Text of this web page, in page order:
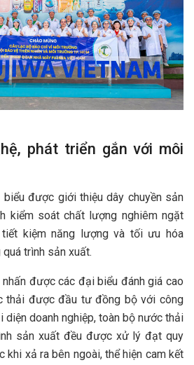
phát triển gắn với môi
biểu được giới thiệu dây chuyền sản
kiểm soát chất lượng nghiêm ngặt
kiệm năng lượng và tối ưu hóa
trình sản xuất.
được các đại biểu đánh giá cao
thải được đầu tư đồng bộ với công
diện doanh nghiệp, toàn bộ nước thải
sản xuất đều được xử lý đạt quy
khi xả ra bên ngoài, thể hiện cam kết